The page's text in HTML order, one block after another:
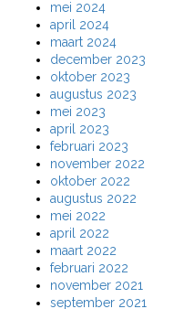
mei 2024
april 2024
maart 2024
december 2023
oktober 2023
augustus 2023
mei 2023
april 2023
februari 2023
november 2022
oktober 2022
augustus 2022
mei 2022
april 2022
maart 2022
februari 2022
november 2021
september 2021